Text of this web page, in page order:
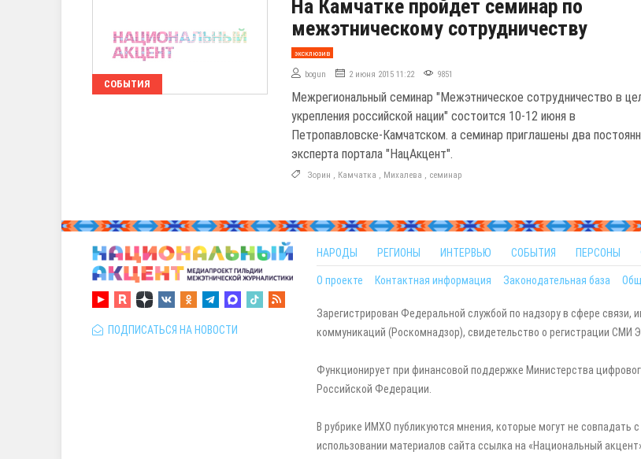
СОБЫТИЯ
На Камчатке пройдет семинар по
межэтническому сотрудничеству
эксклюзив
bogun 2 июня 2015 11:22 9851
Межрегиональный семинар "Межэтническое сотрудничество в
укрепления российской нации" состоится 10-12 июня в
Петропавловске-Камчатском. а семинар приглашены два
эксперта портала "НацАкцент".
Зорин , Камчатка , Михалева , семинар
ПОДПИСАТЬСЯ НА НОВОСТИ
НАРОДЫ РЕГИОНЫ ИНТЕРВЬЮ СОБЫТИЯ ПЕРСОНЫ
О проекте Контактная информация Законодательная база
Зарегистрирован Федеральной службой по надзору в сфере связи,
коммуникаций (Роскомнадзор), свидетельство о регистрации СМИ
Функционирует при финансовой поддержке Министерства
Российской Федерации.
В рубрике ИМХО публикуются мнения, которые могут не совпадать
использовании материалов сайта ссылка на «Национальный